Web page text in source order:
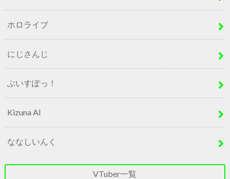
ホロライブ
にじさんじ
ぶいすぽっ！
Kizuna AI
ななしいんく
VTuber一覧